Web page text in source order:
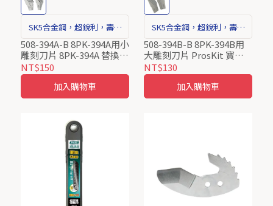
SK5合金鋼，超銳利，壽命
長
508-394A-B 8PK-394A用小
雕刻刀片 8PK-394A 替換刀
片 SK-5合金工具鋼刀片
NT$150
加入購物車
SK5合金鋼，超銳利，壽命
長
508-394B-B 8PK-394B用
大雕刻刀片 ProsKit 寶工
8PK-394B大雕刻替換刀片
NT$130
加入購物車